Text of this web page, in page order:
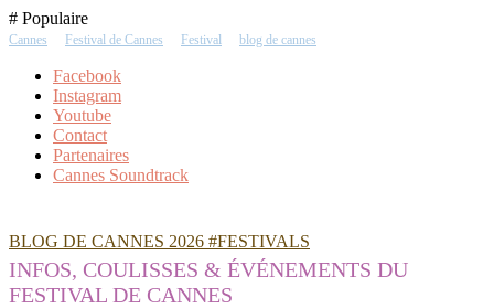
Skip
To
# Populaire
Cannes Festival de Cannes Festival blog de cannes
Facebook
Instagram
Youtube
Contact
Partenaires
Cannes Soundtrack
BLOG DE CANNES 2026 #FESTIVALS
INFOS, COULISSES & ÉVÉNEMENTS DU
FESTIVAL DE CANNES